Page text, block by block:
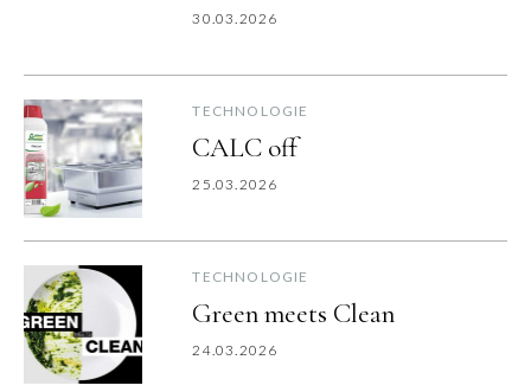
30.03.2026
TECHNOLOGIE
CALC off
25.03.2026
TECHNOLOGIE
Green meets Clean
24.03.2026